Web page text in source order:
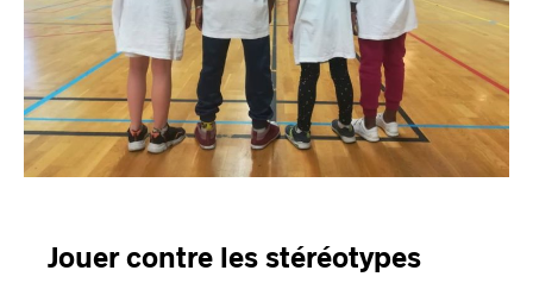
Jouer contre les stéréotypes